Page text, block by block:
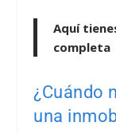
Aquí
completa
¿Cuándo
una